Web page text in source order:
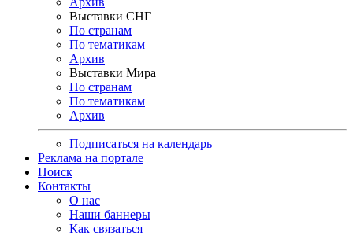
Выставки СНГ
По странам
По тематикам
Архив
Выставки Мира
По странам
По тематикам
Архив
Подписаться на календарь
Реклама на портале
Поиск
Контакты
О нас
Наши баннеры
Как связаться